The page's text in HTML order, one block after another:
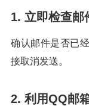
1. 立即检查邮
确认邮件是否已
接取消发送。
2. 利用QQ邮